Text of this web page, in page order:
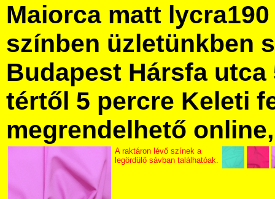
Maiorca matt
színben üzletünkben
Budapest Hársfa utca
tértől 5 percre Keleti
megrendelhető
A raktáron lévő színek a
legördülő sávban találhatóak.